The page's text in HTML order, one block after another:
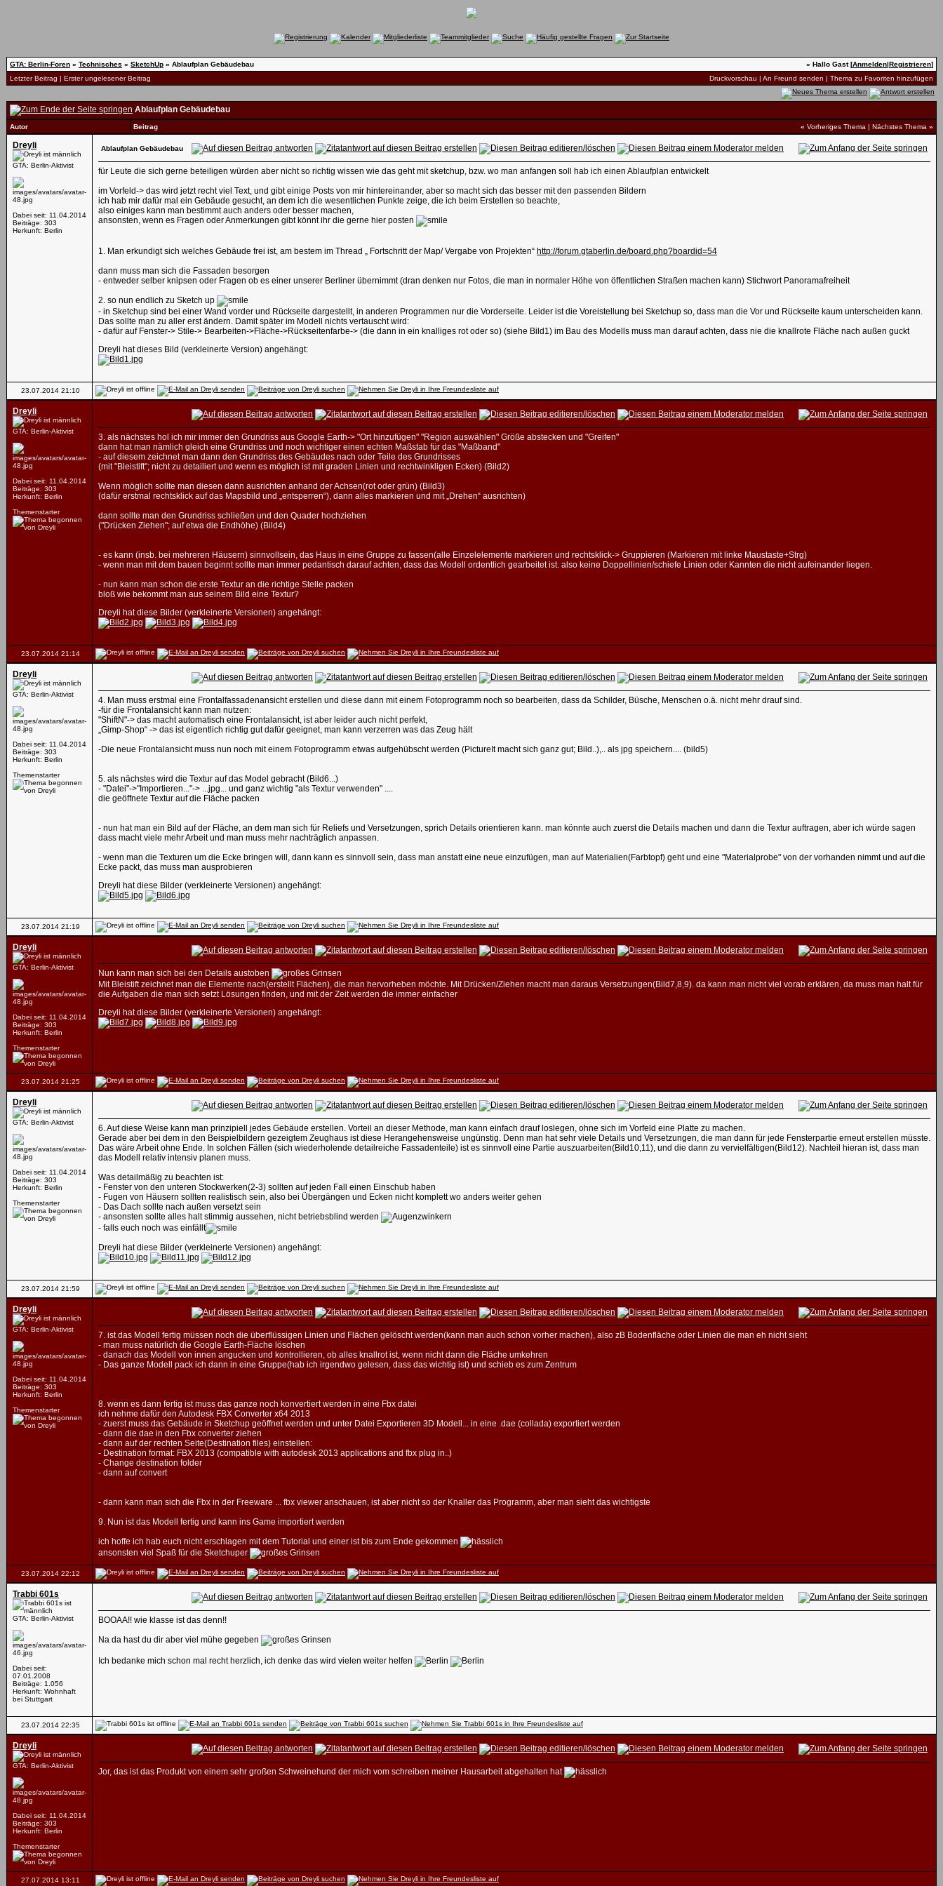
GTA: Berlin-Foren » Technisches » SketchUp » Ablaufplan Gebäudebau » Hallo Gast [Anmelden|Registrieren]
Letzter Beitrag | Erster ungelesener Beitrag Druckvorschau | An Freund senden | Thema zu Favoriten hinzufügen
Ablaufplan Gebäudebau
Autor Beitrag « Vorheriges Thema | Nächstes Thema »
Dreyli
GTA: Berlin-Aktivist
Dabei seit: 11.04.2014
Beiträge: 303
Herkunft: Berlin
Ablaufplan Gebäudebau
für Leute die sich gerne beteiligen würden aber nicht so richtig wissen wie das geht mit sketchup, bzw. wo man anfangen soll hab ich einen Ablaufplan entwickelt
im Vorfeld-> das wird jetzt recht viel Text, und gibt einige Posts von mir hintereinander, aber so macht sich das besser mit den passenden Bildern
ich hab mir dafür mal ein Gebäude gesucht, an dem ich die wesentlichen Punkte zeige, die ich beim Erstellen so beachte,
also einiges kann man bestimmt auch anders oder besser machen,
ansonsten, wenn es Fragen oder Anmerkungen gibt könnt ihr die gerne hier posten
1. Man erkundigt sich welches Gebäude frei ist, am bestem im Thread „ Fortschritt der Map/ Vergabe von Projekten“ http://forum.gtaberlin.de/board.php?boardid=54
dann muss man sich die Fassaden besorgen
- entweder selber knipsen oder Fragen ob es einer unserer Berliner übernimmt (dran denken nur Fotos, die man in normaler Höhe von öffentlichen Straßen machen kann) Stichwort Panoramafreiheit
2. so nun endlich zu Sketch up
- in Sketchup sind bei einer Wand vorder und Rückseite dargestellt, in anderen Programmen nur die Vorderseite. Leider ist die Voreistellung bei Sketchup so, dass man die Vor und Rückseite kaum unterscheiden kann.
Das sollte man zu aller erst ändern. Damit später im Modell nichts vertauscht wird:
- dafür auf Fenster-> Stile-> Bearbeiten->Fläche->Rückseitenfarbe-> (die dann in ein knalliges rot oder so) (siehe Bild1) im Bau des Modells muss man darauf achten, dass nie die knallrote Fläche nach außen guckt
Dreyli hat dieses Bild (verkleinerte Version) angehängt:
23.07.2014 21:10
Dreyli
GTA: Berlin-Aktivist
Dabei seit: 11.04.2014
Beiträge: 303
Herkunft: Berlin
Themenstarter
3. als nächstes hol ich mir immer den Grundriss aus Google Earth-> "Ort hinzufügen" "Region auswählen" Größe abstecken und "Greifen"
dann hat man nämlich gleich eine Grundriss und noch wichtiger einen echten Maßstab für das "Maßband"
- auf diesem zeichnet man dann den Grundriss des Gebäudes nach oder Teile des Grundrisses
(mit "Bleistift"; nicht zu detailiert und wenn es möglich ist mit graden Linien und rechtwinkligen Ecken) (Bild2)
Wenn möglich sollte man diesen dann ausrichten anhand der Achsen(rot oder grün) (Bild3)
(dafür erstmal rechtsklick auf das Mapsbild und „entsperren“), dann alles markieren und mit „Drehen“ ausrichten)
dann sollte man den Grundriss schließen und den Quader hochziehen
("Drücken Ziehen"; auf etwa die Endhöhe) (Bild4)
- es kann (insb. bei mehreren Häusern) sinnvollsein, das Haus in eine Gruppe zu fassen(alle Einzelelemente markieren und rechtsklick-> Gruppieren (Markieren mit linke Maustaste+Strg)
- wenn man mit dem bauen beginnt sollte man immer pedantisch darauf achten, dass das Modell ordentlich gearbeitet ist. also keine Doppellinien/schiefe Linien oder Kannten die nicht aufeinander liegen.
- nun kann man schon die erste Textur an die richtige Stelle packen
bloß wie bekommt man aus seinem Bild eine Textur?
Dreyli hat diese Bilder (verkleinerte Versionen) angehängt:
23.07.2014 21:14
Dreyli
GTA: Berlin-Aktivist
Dabei seit: 11.04.2014
Beiträge: 303
Herkunft: Berlin
Themenstarter
4. Man muss erstmal eine Frontalfassadenansicht erstellen und diese dann mit einem Fotoprogramm noch so bearbeiten, dass da Schilder, Büsche, Menschen o.ä. nicht mehr drauf sind.
-für die Frontalansicht kann man nutzen:
"ShiftN"-> das macht automatisch eine Frontalansicht, ist aber leider auch nicht perfekt,
„Gimp-Shop“ -> das ist eigentlich richtig gut dafür geeignet, man kann verzerren was das Zeug hält
-Die neue Frontalansicht muss nun noch mit einem Fotoprogramm etwas aufgehübscht werden (PictureIt macht sich ganz gut; Bild..),.. als jpg speichern.... (bild5)
5. als nächstes wird die Textur auf das Model gebracht (Bild6...)
- "Datei"->"Importieren..."-> ...jpg... und ganz wichtig "als Textur verwenden" ....
die geöffnete Textur auf die Fläche packen
- nun hat man ein Bild auf der Fläche, an dem man sich für Reliefs und Versetzungen, sprich Details orientieren kann. man könnte auch zuerst die Details machen und dann die Textur auftragen, aber ich würde sagen
dass macht viele mehr Arbeit und man muss mehr nachträglich anpassen.
- wenn man die Texturen um die Ecke bringen will, dann kann es sinnvoll sein, dass man anstatt eine neue einzufügen, man auf Materialien(Farbtopf) geht und eine "Materialprobe" von der vorhanden nimmt und auf die
Ecke packt, das muss man ausprobieren
Dreyli hat diese Bilder (verkleinerte Versionen) angehängt:
23.07.2014 21:19
Dreyli
GTA: Berlin-Aktivist
Dabei seit: 11.04.2014
Beiträge: 303
Herkunft: Berlin
Themenstarter
Nun kann man sich bei den Details austoben
Mit Bleistift zeichnet man die Elemente nach(erstellt Flächen), die man hervorheben möchte. Mit Drücken/Ziehen macht man daraus Versetzungen(Bild7,8,9). da kann man nicht viel vorab erklären, da muss man halt für
die Aufgaben die man sich setzt Lösungen finden, und mit der Zeit werden die immer einfacher
Dreyli hat diese Bilder (verkleinerte Versionen) angehängt:
23.07.2014 21:25
Dreyli
GTA: Berlin-Aktivist
Dabei seit: 11.04.2014
Beiträge: 303
Herkunft: Berlin
Themenstarter
6. Auf diese Weise kann man prinzipiell jedes Gebäude erstellen. Vorteil an dieser Methode, man kann einfach drauf loslegen, ohne sich im Vorfeld eine Platte zu machen.
Gerade aber bei dem in den Beispielbildern gezeigtem Zeughaus ist diese Herangehensweise ungünstig. Denn man hat sehr viele Details und Versetzungen, die man dann für jede Fensterpartie erneut erstellen müsste.
Das wäre Arbeit ohne Ende. In solchen Fällen (sich wiederholende detailreiche Fassadenteile) ist es sinnvoll eine Partie auszuarbeiten(Bild10,11), und die dann zu vervielfältigen(Bild12). Nachteil hieran ist, dass man
das Modell relativ intensiv planen muss.
Was detailmäßig zu beachten ist:
- Fenster von den unteren Stockwerken(2-3) sollten auf jeden Fall einen Einschub haben
- Fugen von Häusern sollten realistisch sein, also bei Übergängen und Ecken nicht komplett wo anders weiter gehen
- Das Dach sollte nach außen versetzt sein
- ansonsten sollte alles halt stimmig aussehen, nicht betriebsblind werden
- falls euch noch was einfällt
Dreyli hat diese Bilder (verkleinerte Versionen) angehängt:
23.07.2014 21:59
Dreyli
GTA: Berlin-Aktivist
Dabei seit: 11.04.2014
Beiträge: 303
Herkunft: Berlin
Themenstarter
7. ist das Modell fertig müssen noch die überflüssigen Linien und Flächen gelöscht werden(kann man auch schon vorher machen), also zB Bodenfläche oder Linien die man eh nicht sieht
- man muss natürlich die Google Earth-Fläche löschen
- danach das Modell von innen angucken und kontrollieren, ob alles knallrot ist, wenn nicht dann die Fläche umkehren
- Das ganze Modell pack ich dann in eine Gruppe(hab ich irgendwo gelesen, dass das wichtig ist) und schieb es zum Zentrum
8. wenn es dann fertig ist muss das ganze noch konvertiert werden in eine Fbx datei
ich nehme dafür den Autodesk FBX Converter x64 2013
- zuerst muss das Gebäude in Sketchup geöffnet werden und unter Datei Exportieren 3D Modell... in eine .dae (collada) exportiert werden
- dann die dae in den Fbx converter ziehen
- dann auf der rechten Seite(Destination files) einstellen:
- Destination format: FBX 2013 (compatible with autodesk 2013 applications and fbx plug in..)
- Change destination folder
- dann auf convert
- dann kann man sich die Fbx in der Freeware ... fbx viewer anschauen, ist aber nicht so der Knaller das Programm, aber man sieht das wichtigste
9. Nun ist das Modell fertig und kann ins Game importiert werden
ich hoffe ich hab euch nicht erschlagen mit dem Tutorial und einer ist bis zum Ende gekommen
ansonsten viel Spaß für die Sketchuper
23.07.2014 22:12
Trabbi 601s
GTA: Berlin-Aktivist
Dabei seit:
07.01.2008
Beiträge: 1.056
Herkunft: Wohnhaft
bei Stuttgart
BOOAA!! wie klasse ist das denn!!
Na da hast du dir aber viel mühe gegeben
Ich bedanke mich schon mal recht herzlich, ich denke das wird vielen weiter helfen
23.07.2014 22:35
Dreyli
GTA: Berlin-Aktivist
Dabei seit: 11.04.2014
Beiträge: 303
Herkunft: Berlin
Themenstarter
Jor, das ist das Produkt von einem sehr großen Schweinehund der mich vom schreiben meiner Hausarbeit abgehalten hat
27.07.2014 13:11